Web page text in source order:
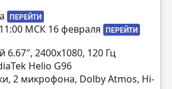
ПЕРЕЙТИ
МСК 16 февраля ПЕРЕЙТИ
6.67″, 2400х1080, 120 Гц
Helio G96
2 микрофона, Dolby Atmos, Hi-